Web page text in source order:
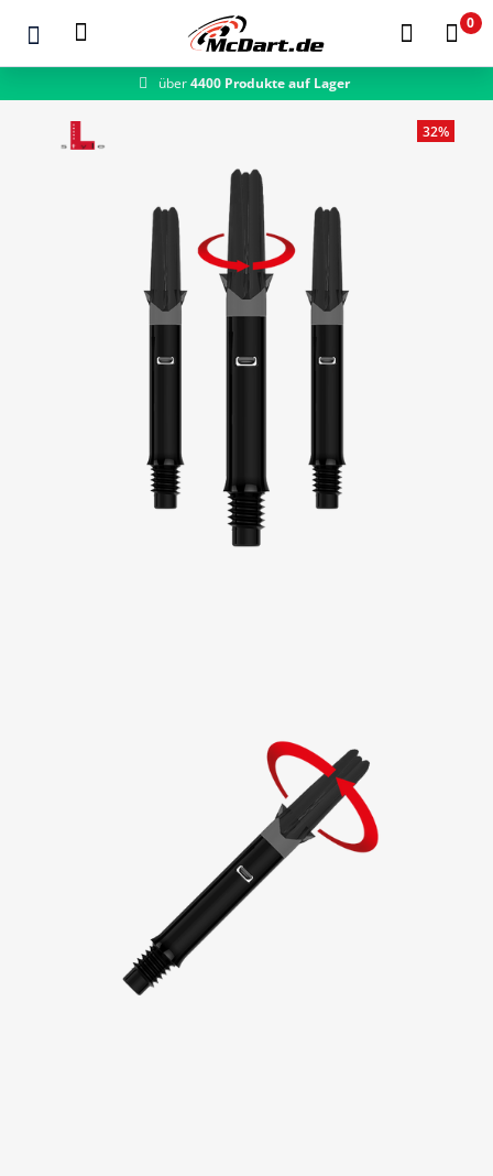
Zum Hauptinhalt springen
0
über4400 Produkte auf Lager
32%